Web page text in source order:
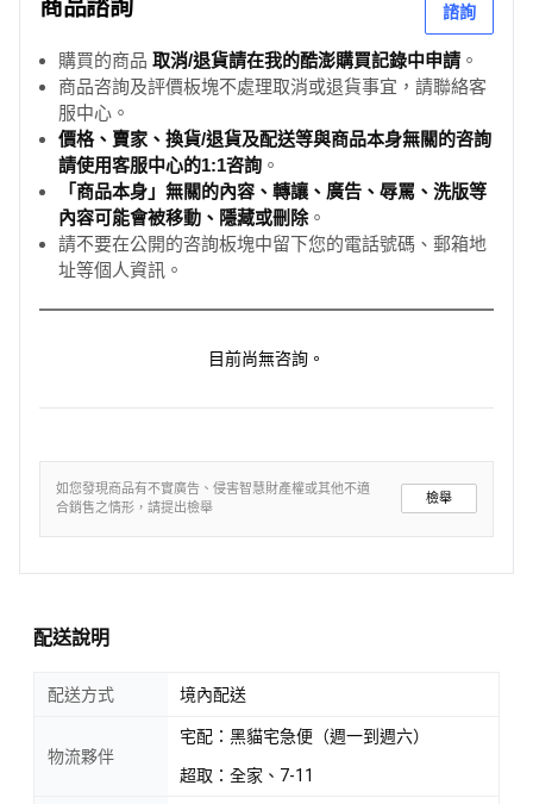
商品諮詢 諮詢
購買的商品 取消/退貨請在我的酷澎購買記錄中申請 。
商品咨詢及評價板塊不處理取消或退貨事宜，請聯絡客
服中心。
價格、賣家、換貨/退貨及配送等與商品本身無關的咨詢
請使用客服中心的1:1咨詢 。
「商品本身」無關的內容、轉讓、廣告、辱罵、洗版等
內容可能會被移動、隱藏或刪除。
請不要在公開的咨詢板塊中留下您的電話號碼、郵箱地
址等個人資訊。
目前尚無咨詢。
如您發現商品有不實廣告、侵害智慧財產權或其他不適
合銷售之情形，請提出檢舉
檢舉
配送說明
配送方式 境內配送
物流夥伴
宅配：黑貓宅急便（週一到週六）
超取：全家、7-11